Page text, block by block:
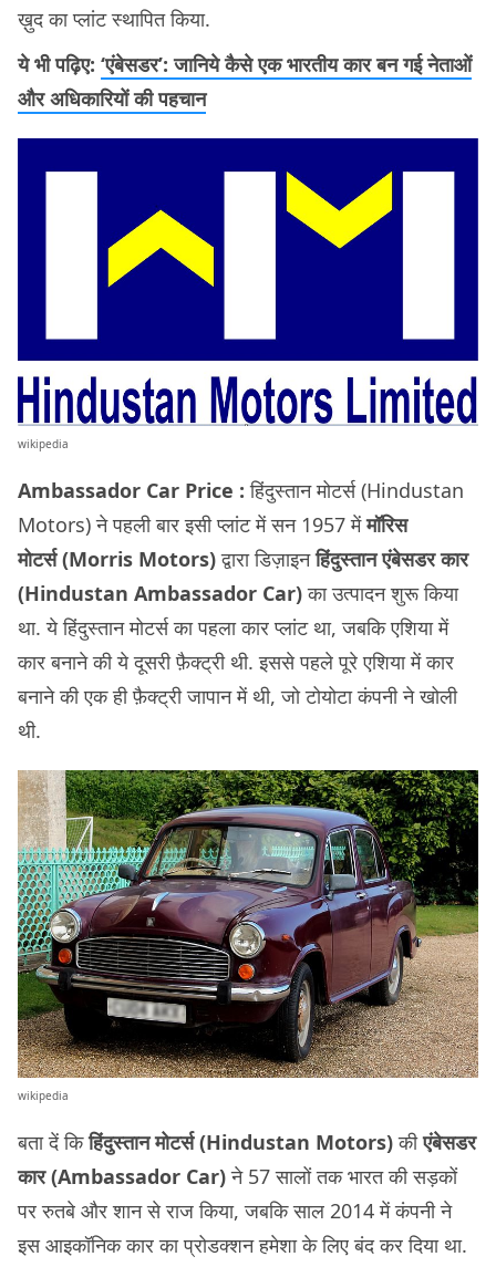
ख़ुद का प्लांट स्थापित किया.
ये भी पढ़िए: ‘एंबेसडर’: जानिये कैसे एक भारतीय कार बन गई नेताओं
और अधिकारियों की पहचान
wikipedia
Ambassador Car Price : हिंदुस्तान मोटर्स (Hindustan
Motors) ने पहली बार इसी प्लांट में सन 1957 मेंमॉरिस
मोटर्स (Morris Motors)द्वारा डिज़ाइनहिंदुस्तान एंबेसडर कार
(Hindustan Ambassador Car)का उत्पादन शुरू किया
था. ये हिंदुस्तान मोटर्स का पहला कार प्लांट था, जबकि एशिया में
कार बनाने की ये दूसरी फ़ैक्ट्री थी. इससे पहले पूरे एशिया में कार
बनाने की एक ही फ़ैक्ट्री जापान में थी, जो टोयोटा कंपनी ने खोली
थी.
wikipedia
बता दें किहिंदुस्तान मोटर्स (Hindustan Motors)कीएंबेसडर
कार (Ambassador Car)ने 57 सालों तक भारत की सड़कों
पर रुतबे और शान से राज किया, जबकि साल 2014 में कंपनी ने
इस आइकॉनिक कार का प्रोडक्शन हमेशा के लिए बंद कर दिया था.